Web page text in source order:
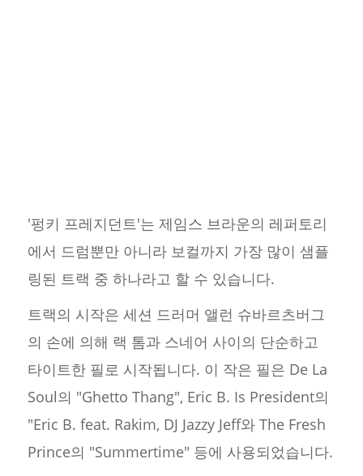
'펑키 프레지던트'는 제임스 브라운의 레퍼토리
에서 드럼뿐만 아니라 보컬까지 가장 많이 샘플
링된 트랙 중 하나라고 할 수 있습니다.
트랙의 시작은 세션 드러머 앨런 슈바르츠버그
의 손에 의해 랙 톰과 스네어 사이의 단순하고
타이트한 필로 시작됩니다. 이 작은 필은 De La
Soul의 "Ghetto Thang", Eric B. Is President의
"Eric B. feat. Rakim, DJ Jazzy Jeff와 The Fresh
Prince의 "Summertime" 등에 사용되었습니다.